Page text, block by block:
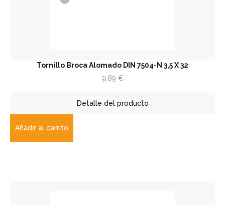
Tornillo Broca Alomado DIN 7504-N 3,5 X 32
9,89 €
Detalle del producto
Añadir al carrito